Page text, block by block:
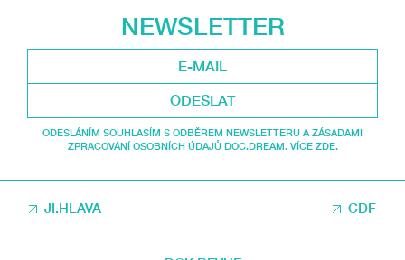
NEWSLETTER
ODESLAT
ODESLÁNÍM SOUHLASÍM S ODBĚREM NEWSLETTERU A ZÁSADAMI
ZPRACOVÁNÍ OSOBNÍCH ÚDAJŮ DOC.DREAM. VÍCE ZDE.
JI.HLAVA CDF